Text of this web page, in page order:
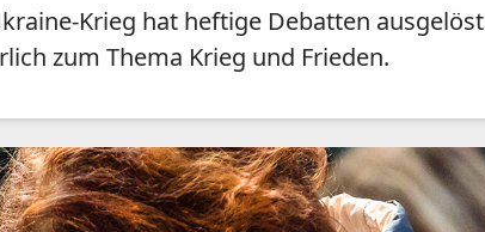
Krieg hat heftige Debatten
zum Thema Krieg und Frieden.